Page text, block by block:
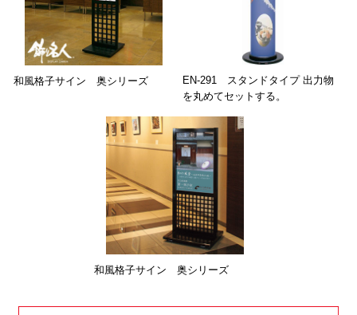
和風格子サイン 奥シリーズ
EN-291 スタンドタイプ 出力物
を丸めてセットする。
和風格子サイン 奥シリーズ